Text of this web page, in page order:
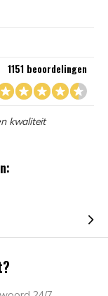
1151 beoordelingen
kwaliteit